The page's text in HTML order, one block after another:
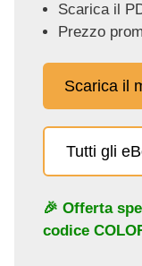
Scarica il
Prezzo
Scarica il
Tutti gli
🎉 Offerta
codice